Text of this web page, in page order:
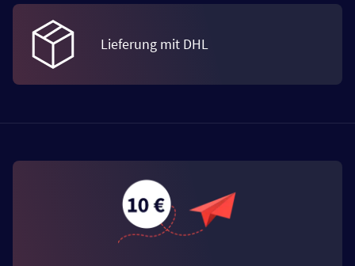
Lieferung mit DHL